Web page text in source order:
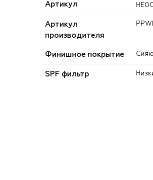
Артикул
Артикул
производителя
Финишное покрытие
SPF фильтр